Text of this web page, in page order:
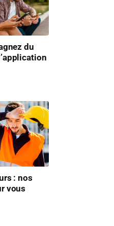
du
: nos
vous